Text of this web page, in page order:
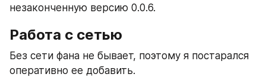
незаконченную версию 0.0.6.
Работа с сетью
Без сети фана не бывает, поэтому я постарался
оперативно ее добавить.